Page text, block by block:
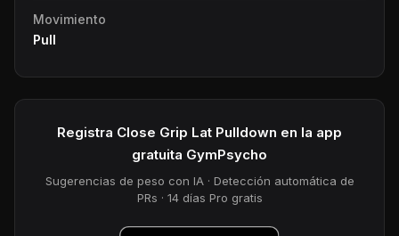
Movimiento
Pull
Registra Close Grip Lat Pulldown en la app
gratuita GymPsycho
Sugerencias de peso con IA · Detección automática de
PRs · 14 días Pro gratis